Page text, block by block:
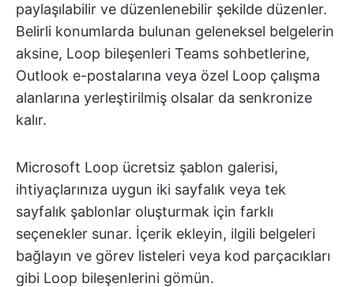
paylaşılabilir ve düzenlenebilir şekilde düzenler.
Belirli konumlarda bulunan geleneksel belgelerin
aksine, Loop bileşenleri Teams sohbetlerine,
Outlook e-postalarına veya özel Loop çalışma
alanlarına yerleştirilmiş olsalar da senkronize
kalır.
Microsoft Loop ücretsiz şablon galerisi,
ihtiyaçlarınıza uygun iki sayfalık veya tek
sayfalık şablonlar oluşturmak için farklı
seçenekler sunar. İçerik ekleyin, ilgili belgeleri
bağlayın ve görev listeleri veya kod parçacıkları
gibi Loop bileşenlerini gömün.